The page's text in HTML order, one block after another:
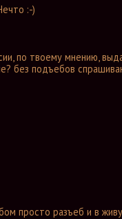
:-)
по твоему мнению,
без подъебов
просто разъеб и в